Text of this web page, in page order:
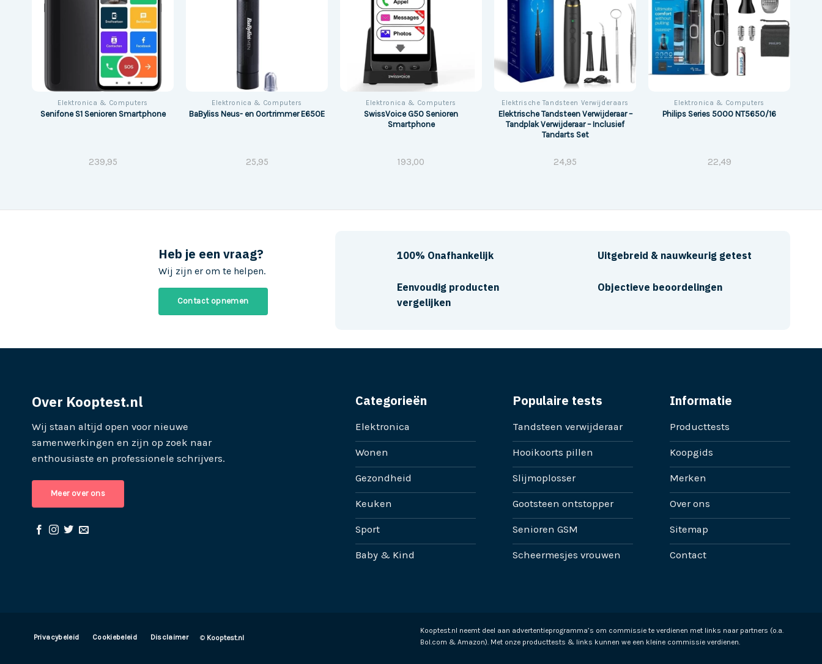
Elektronica & Computers
Senifone S1 Senioren Smartphone
239,95
Elektronica & Computers
BaByliss Neus- en Oortrimmer E650E
25,95
Elektronica & Computers
SwissVoice G50 Senioren
Smartphone
193,00
Elektrische Tandsteen Verwijderaars
Elektrische Tandsteen Verwijderaar –
Tandplak Verwijderaar – Inclusief
Tandarts Set
24,95
Elektronica & Computers
Philips Series 5000 NT5650/16
22,49
Heb je een vraag?
Wij zijn er om te helpen.
Contact opnemen
100% Onafhankelijk
Eenvoudig producten
vergelijken
Uitgebreid & nauwkeurig getest
Objectieve beoordelingen
Over Kooptest.nl
Wij staan altijd open voor nieuwe
samenwerkingen en zijn op zoek naar
enthousiaste en professionele schrijvers.
Meer over ons
Categorieën
Elektronica
Wonen
Gezondheid
Keuken
Sport
Baby & Kind
Populaire tests
Tandsteen verwijderaar
Hooikoorts pillen
Slijmoplosser
Gootsteen ontstopper
Senioren GSM
Scheermesjes vrouwen
Informatie
Producttests
Koopgids
Merken
Over ons
Sitemap
Contact
Privacybeleid Cookiebeleid Disclaimer © Kooptest.nl
Kooptest.nl neemt deel aan advertentieprogramma’s om commissie te verdienen met links naar partners (o.a.
Bol.com & Amazon). Met onze producttests & links kunnen we een kleine commissie verdienen.